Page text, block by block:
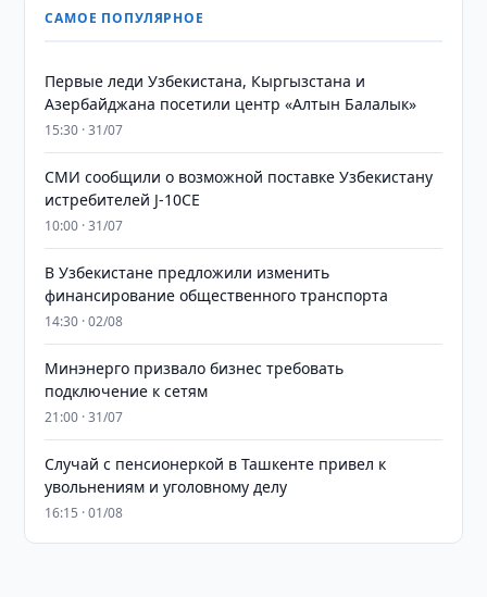
САМОЕ ПОПУЛЯРНОЕ
Первые леди Узбекистана, Кыргызстана и
Азербайджана посетили центр «Алтын Балалык»
15:30 · 31/07
СМИ сообщили о возможной поставке Узбекистану
истребителей J-10CE
10:00 · 31/07
В Узбекистане предложили изменить
финансирование общественного транспорта
14:30 · 02/08
Минэнерго призвало бизнес требовать
подключение к сетям
21:00 · 31/07
Случай с пенсионеркой в Ташкенте привел к
увольнениям и уголовному делу
16:15 · 01/08